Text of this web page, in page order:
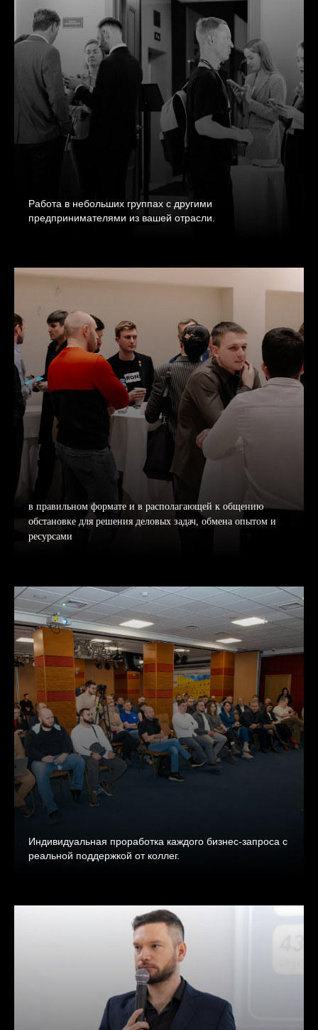
Работа в небольших группах с другими
предпринимателями из вашей отрасли.
в правильном формате и в располагающей к общению
обстановке для решения деловых задач, обмена опытом и
ресурсами
Индивидуальная проработка каждого бизнес-запроса с
реальной поддержкой от коллег.